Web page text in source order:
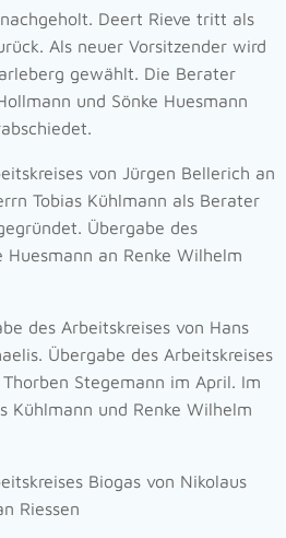
Deert Rieve tritt als
Als neuer Vorsitzender wird
gewählt. Die Berater
und Sönke Huesmann
von Jürgen Bellerich an
Tobias Kühlmann als Berater
Übergabe des
Huesmann an Renke Wilhelm
des Arbeitskreises von Hans
Übergabe des Arbeitskreises
Stegemann im April. Im
Kühlmann und Renke Wilhelm
Biogas von Nikolaus
Riessen